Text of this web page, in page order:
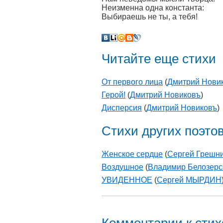
Неизменна одна константа:
Выбираешь не ты, а тебя!
Читайте еще стихи
От первого лица (Дмитрий
Герой! (Дмитрий Новиковъ)
Дисперсия (Дмитрий Новиковъ)
Стихи других
Женское сердце (Сергей
Воздушное (Владимир
УВИДЕННОЕ (Сергей МЫРДИН